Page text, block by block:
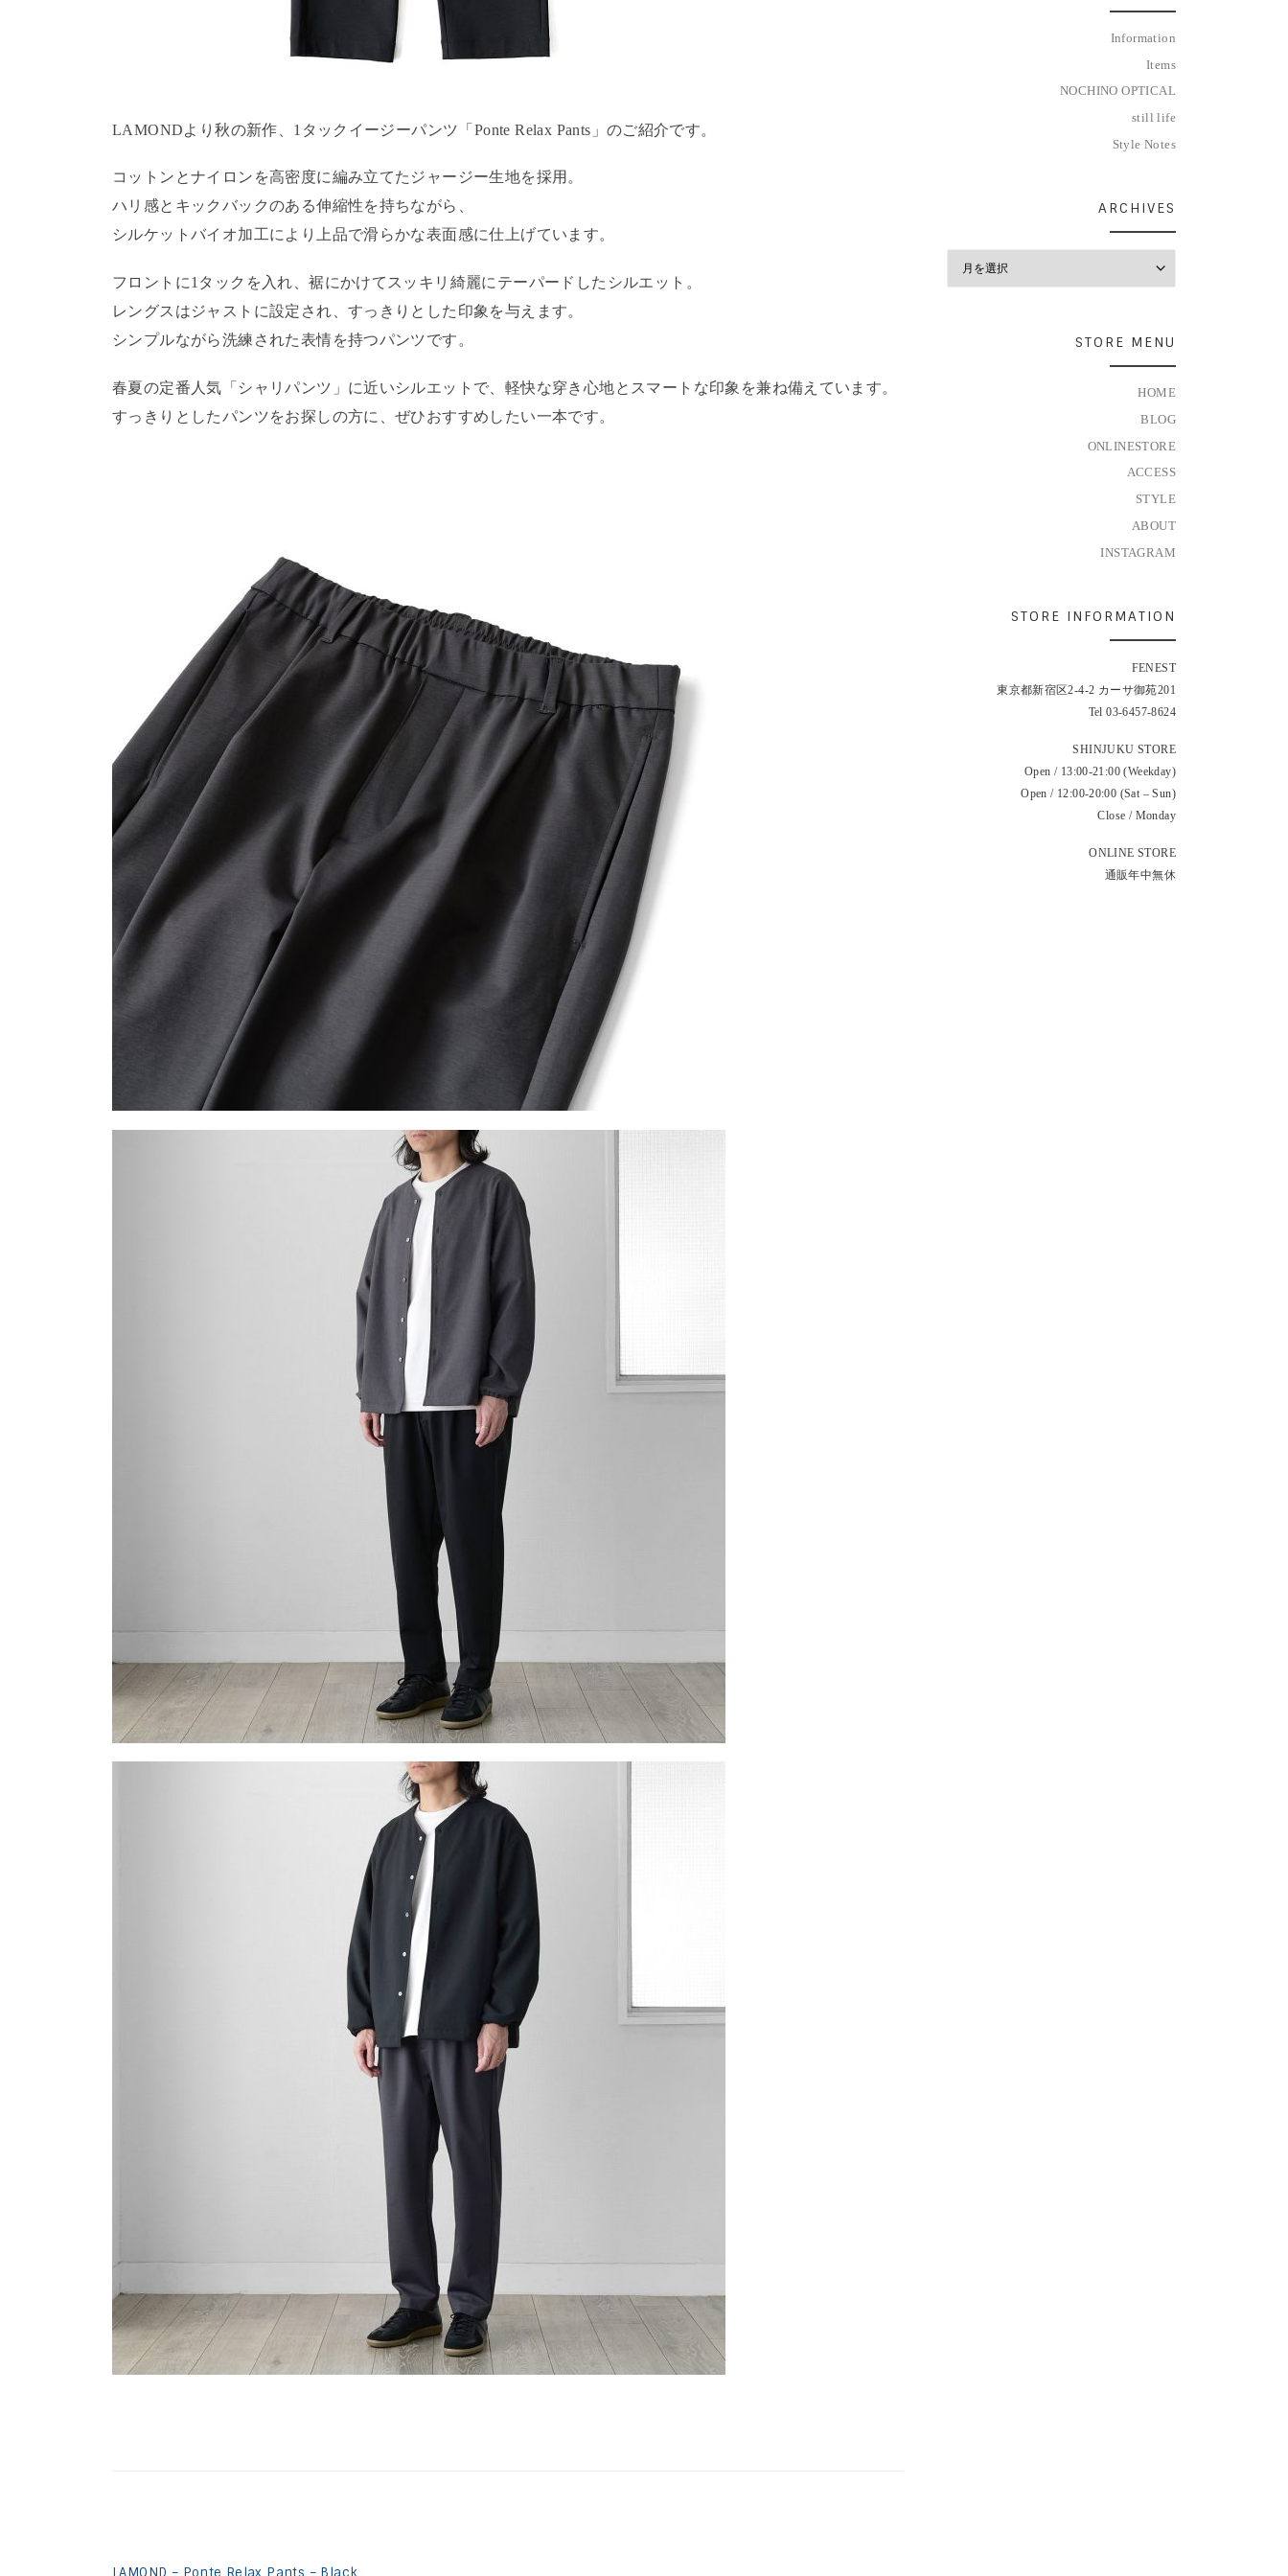
LAMONDより秋の新作、1タックイージーパンツ「Ponte Relax Pants」のご紹介です。
コットンとナイロンを高密度に編み立てたジャージー生地を採用。
ハリ感とキックバックのある伸縮性を持ちながら、
シルケットバイオ加工により上品で滑らかな表面感に仕上げています。
フロントに1タックを入れ、裾にかけてスッキリ綺麗にテーパードしたシルエット。
レングスはジャストに設定され、すっきりとした印象を与えます。
シンプルながら洗練された表情を持つパンツです。
春夏の定番人気「シャリパンツ」に近いシルエットで、軽快な穿き心地とスマートな印象を兼ね備えています。
すっきりとしたパンツをお探しの方に、ぜひおすすめしたい一本です。
LAMOND – Ponte Relax Pants – Black
Information
Items
NOCHINO OPTICAL
still life
Style Notes
ARCHIVES
STORE MENU
HOME
BLOG
ONLINESTORE
ACCESS
STYLE
ABOUT
INSTAGRAM
STORE INFORMATION
FENEST
東京都新宿区2-4-2 カーサ御苑201
Tel 03-6457-8624
SHINJUKU STORE
Open / 13:00-21:00 (Weekday)
Open / 12:00-20:00 (Sat – Sun)
Close / Monday
ONLINE STORE
通販年中無休